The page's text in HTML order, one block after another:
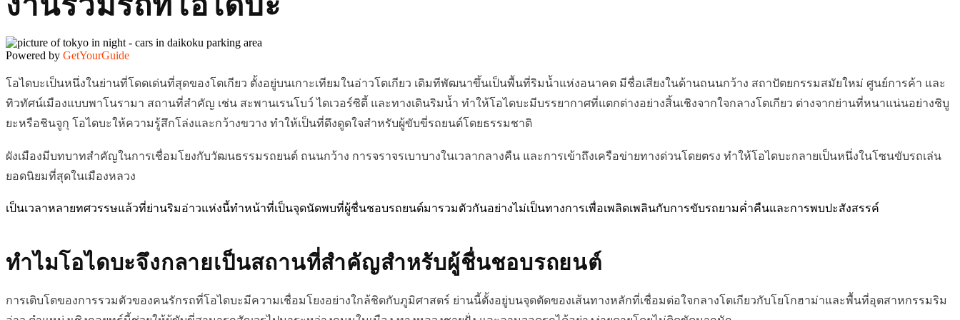
Powered by GetYourGuide
โอไดบะเป็นหนึ่งในย่านที่โดดเด่นที่สุดของโตเกียว ตั้งอยู่บนเกาะเทียมในอ่าวโตเกียว เดิมทีพัฒนาขึ้นเป็นพื้นที่ริมน้ำแห่งอนาคต มีชื่อเสียงในด้านถนนกว้าง สถาปัตยกรรมสมัยใหม่ ศูนย์การค้า และ
ทิวทัศน์เมืองแบบพาโนรามา สถานที่สำคัญ เช่น สะพานเรนโบว์ ไดเวอร์ซิตี้ และทางเดินริมน้ำ ทำให้โอไดบะมีบรรยากาศที่แตกต่างอย่างสิ้นเชิงจากใจกลางโตเกียว ต่างจากย่านที่หนาแน่นอย่างชิบู
ยะหรือชินจูกุ โอไดบะให้ความรู้สึกโล่งและกว้างขวาง ทำให้เป็นที่ดึงดูดใจสำหรับผู้ขับขี่รถยนต์โดยธรรมชาติ
ผังเมืองมีบทบาทสำคัญในการเชื่อมโยงกับวัฒนธรรมรถยนต์ ถนนกว้าง การจราจรเบาบางในเวลากลางคืน และการเข้าถึงเครือข่ายทางด่วนโดยตรง ทำให้โอไดบะกลายเป็นหนึ่งในโซนขับรถเล่น
ยอดนิยมที่สุดในเมืองหลวง
เป็นเวลาหลายทศวรรษแล้วที่ย่านริมอ่าวแห่งนี้ทำหน้าที่เป็นจุดนัดพบที่ผู้ชื่นชอบรถยนต์มารวมตัวกันอย่างไม่เป็นทางการเพื่อเพลิดเพลินกับการขับรถยามค่ำคืนและการพบปะสังสรรค์
ทำไมโอไดบะจึงกลายเป็นสถานที่สำคัญสำหรับผู้ชื่นชอบรถยนต์
การเติบโตของการรวมตัวของคนรักรถที่โอไดบะมีความเชื่อมโยงอย่างใกล้ชิดกับภูมิศาสตร์ ย่านนี้ตั้งอยู่บนจุดตัดของเส้นทางหลักที่เชื่อมต่อใจกลางโตเกียวกับโยโกฮาม่าและพื้นที่อุตสาหกรรมริม